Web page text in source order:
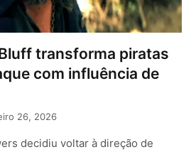
transforma piratas
com influência de
26, 2026
decidiu voltar à direção de